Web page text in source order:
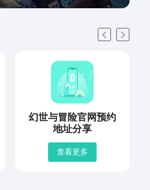
幻世与冒险官网预约
地址分享
查看更多